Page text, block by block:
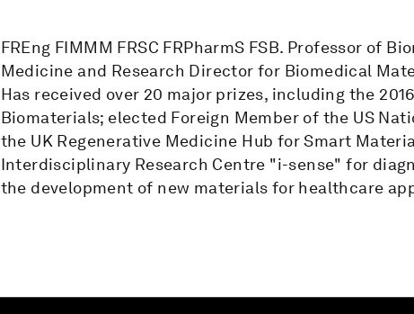
FREng FIMMM FRSC FRPharmS FSB. Professor of
Medicine and Research Director for Biomedical
Has received over 20 major prizes, including the
Biomaterials; elected Foreign Member of the US
the UK Regenerative Medicine Hub for Smart
Interdisciplinary Research Centre "i-sense" for
the development of new materials for healthcare